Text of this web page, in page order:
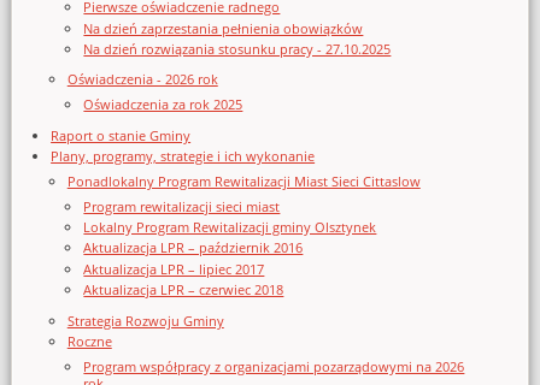
Pierwsze oświadczenie radnego
Na dzień zaprzestania pełnienia obowiązków
Na dzień rozwiązania stosunku pracy - 27.10.2025
Oświadczenia - 2026 rok
Oświadczenia za rok 2025
Raport o stanie Gminy
Plany, programy, strategie i ich wykonanie
Ponadlokalny Program Rewitalizacji Miast Sieci Cittaslow
Program rewitalizacji sieci miast
Lokalny Program Rewitalizacji gminy Olsztynek
Aktualizacja LPR – październik 2016
Aktualizacja LPR – lipiec 2017
Aktualizacja LPR – czerwiec 2018
Strategia Rozwoju Gminy
Roczne
Program współpracy z organizacjami pozarządowymi na 2026